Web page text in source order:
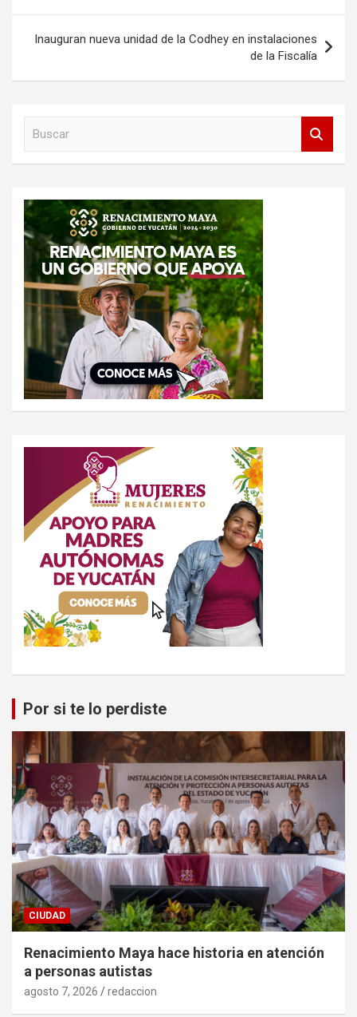
entradas
Inauguran nueva unidad de la Codhey en instalaciones
de la Fiscalía
r
Por si te lo perdiste
CIUDAD
Renacimiento Maya hace historia en atención
a personas autistas
agosto 7, 2026 redaccion